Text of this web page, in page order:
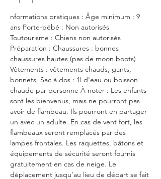
nformations pratiques : Âge minimum : 9
ans Porte-bébé : Non autorisés
Toutourisme : Chiens non autorisés
Préparation : Chaussures : bonnes
chaussures hautes (pas de moon boots)
Vêtements : vêtements chauds, gants,
bonnets, Sac à dos : 1l d'eau ou boisson
chaude par personne À noter : Les enfants
sont les bienvenus, mais ne pourront pas
avoir de flambeau. Ils pourront en partager
un avec un adulte. En cas de vent fort, les
flambeaux seront remplacés par des
lampes frontales. Les raquettes, bâtons et
équipements de sécurité seront fournis
gratuitement en cas de neige. Le
déplacement jusqu’au lieu de départ se fait